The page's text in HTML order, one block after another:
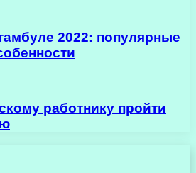
2022: популярные
работнику пройти